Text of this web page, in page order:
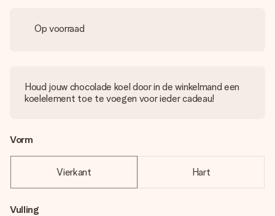
Op voorraad
Houd jouw chocolade koel door in de winkelmand een
koelelement toe te voegen voor ieder cadeau!
Vorm
Vierkant Hart
Vulling